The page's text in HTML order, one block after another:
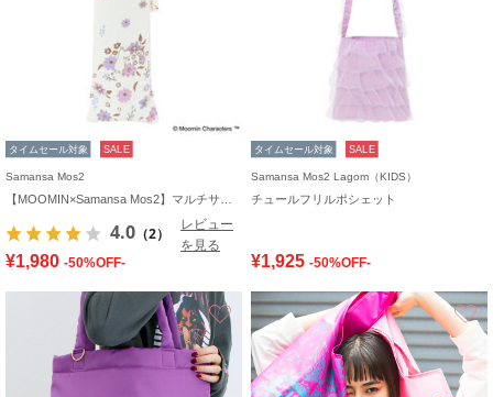
タイムセール対象 SALE
Samansa Mos2
4.0 （2）
レビュー
を見る
¥1,980 -50%OFF-
タイムセール対象 SALE
Samansa Mos2 Lagom（KIDS）
チュールフリルポシェット
¥1,925 -50%OFF-
お気に入り